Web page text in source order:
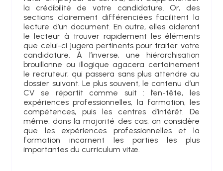
la crédibilité de votre candidature. Or, des
sections clairement différenciées facilitent la
lecture d’un document. En outre, elles aideront
le lecteur à trouver rapidement les éléments
que celui-ci jugera pertinents pour traiter votre
candidature. À l’inverse, une hiérarchisation
brouillonne ou illogique agacera certainement
le recruteur, qui passera sans plus attendre au
dossier suivant. Le plus souvent, le contenu d’un
CV se répartit comme suit : l’en-tête, les
expériences professionnelles, la formation, les
compétences, puis les centres d’intérêt. De
même, dans la majorité des cas, on considère
que les expériences professionnelles et la
formation incarnent les parties les plus
importantes du curriculum vitæ.